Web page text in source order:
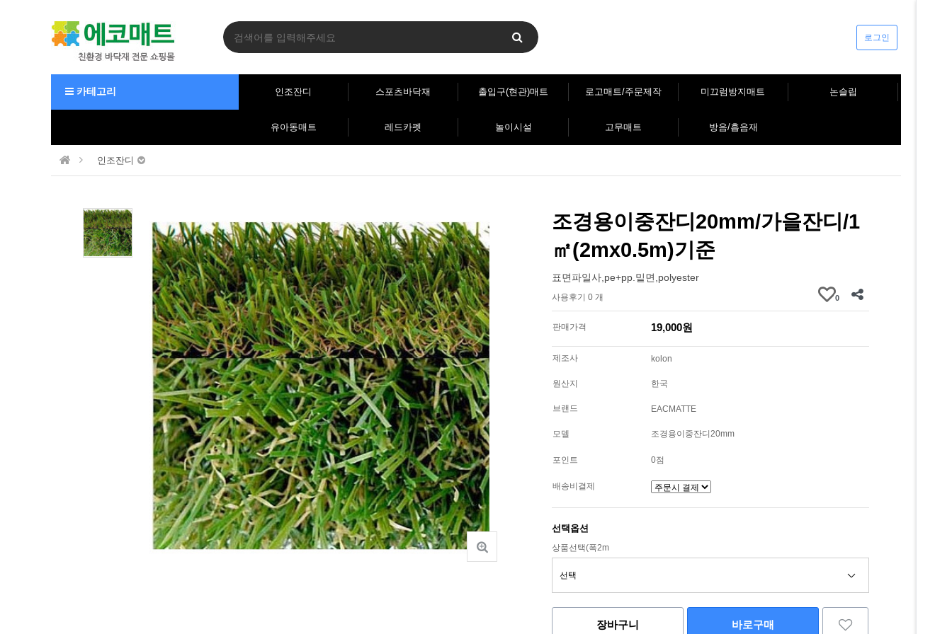
로그인
카테고리 인조잔디 스포츠바닥재 출입구(현관)매트 로고매트/주문제작 미끄럼방지매트 논슬립
유아동매트 레드카펫 놀이시설 고무매트 방음/흡음재
인조잔디
조경용이중잔디20mm/가을잔디/1
㎡(2mx0.5m)기준
표면파일사,pe+pp.밑면,polyester
사용후기 0 개 0
판매가격 19,000원
제조사 kolon
원산지 한국
브랜드 EACMATTE
모델 조경용이중잔디20mm
포인트 0점
배송비결제
선택옵션
상품선택(폭2m
장바구니 바로구매